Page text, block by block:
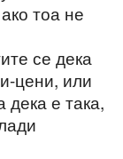
тоа не
се дека
цени, или
дека е така,